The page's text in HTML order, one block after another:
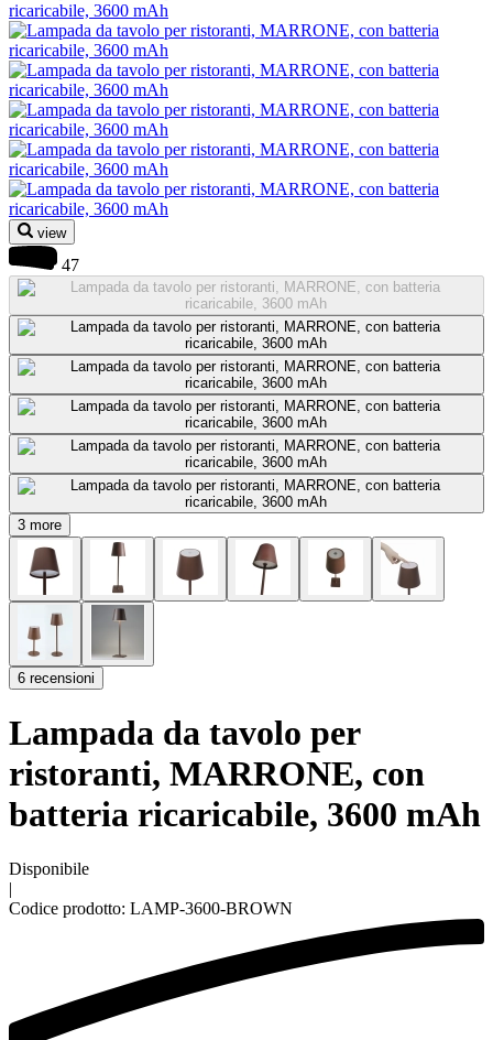
view
47
3 more
6 recensioni
Lampada da tavolo per
ristoranti, MARRONE, con
batteria ricaricabile, 3600 mAh
Disponibile
|
Codice prodotto: LAMP-3600-BROWN